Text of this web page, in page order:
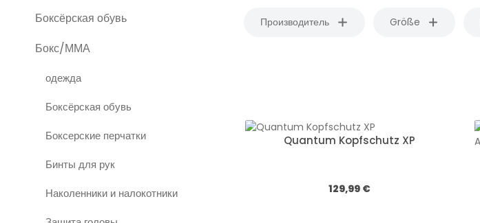
Боксёрская обувь
Бокс/ММА
одежда
Боксёрская обувь
Боксерские перчатки
Бинты для рук
Наколенники и налокотники
Производитель Größe
Quantum Kopfschutz XP
Обычная цена:
129,99 €